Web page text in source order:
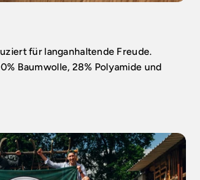
für langanhaltende Freude.
Baumwolle, 28% Polyamide und